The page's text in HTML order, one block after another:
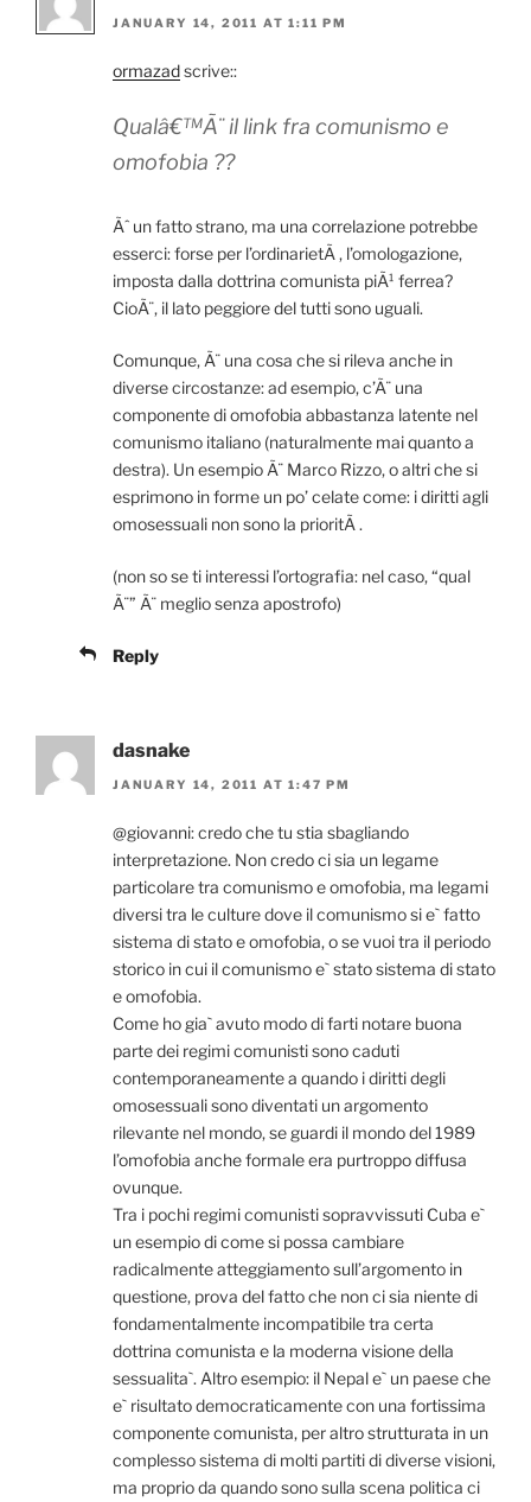
JANUARY 14, 2011 AT 1:11 PM
ormazadscrive::
Qualâ€™Ã¨ il link fra comunismo e
omofobia ??
Ãˆ un fatto strano, ma una correlazione potrebbe
esserci: forse per l’ordinarietÃ , l’omologazione,
imposta dalla dottrina comunista piÃ¹ ferrea?
CioÃ¨, il lato peggiore del tutti sono uguali.
Comunque, Ã¨ una cosa che si rileva anche in
diverse circostanze: ad esempio, c’Ã¨ una
componente di omofobia abbastanza latente nel
comunismo italiano (naturalmente mai quanto a
destra). Un esempio Ã¨ Marco Rizzo, o altri che si
esprimono in forme un po’ celate come: i diritti agli
omosessuali non sono la prioritÃ .
(non so se ti interessi l’ortografia: nel caso, “qual
Ã¨” Ã¨ meglio senza apostrofo)
Reply
dasnake
JANUARY 14, 2011 AT 1:47 PM
@giovanni: credo che tu stia sbagliando
interpretazione. Non credo ci sia un legame
particolare tra comunismo e omofobia, ma legami
diversi tra le culture dove il comunismo si e` fatto
sistema di stato e omofobia, o se vuoi tra il periodo
storico in cui il comunismo e` stato sistema di stato
e omofobia.
Come ho gia` avuto modo di farti notare buona
parte dei regimi comunisti sono caduti
contemporaneamente a quando i diritti degli
omosessuali sono diventati un argomento
rilevante nel mondo, se guardi il mondo del 1989
l’omofobia anche formale era purtroppo diffusa
ovunque.
Tra i pochi regimi comunisti sopravvissuti Cuba e`
un esempio di come si possa cambiare
radicalmente atteggiamento sull’argomento in
questione, prova del fatto che non ci sia niente di
fondamentalmente incompatibile tra certa
dottrina comunista e la moderna visione della
sessualita`. Altro esempio: il Nepal e` un paese che
e` risultato democraticamente con una fortissima
componente comunista, per altro strutturata in un
complesso sistema di molti partiti di diverse visioni,
ma proprio da quando sono sulla scena politica ci